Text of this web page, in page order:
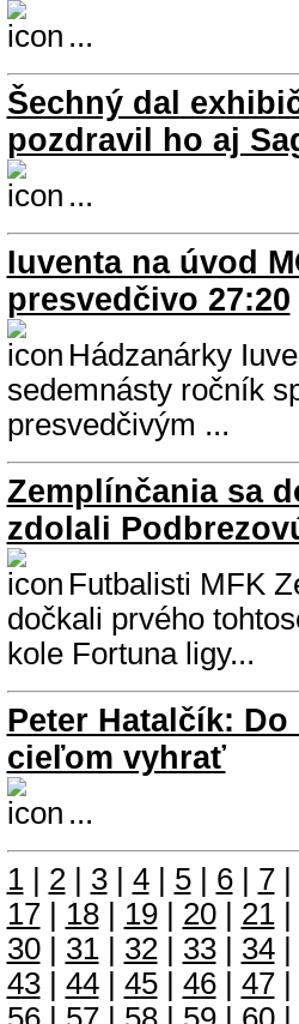
...
Šechný dal
pozdravil ho aj
...
Iuventa na úvod
presvedčivo 27:20
Hádzanárky
sedemnásty ročník
presvedčivým ...
Zemplínčania sa
zdolali
Futbalisti MFK
dočkali prvého
kole Fortuna ligy...
Peter Hatalčík:
cieľom vyhrať
...
1| 2| 3| 4| 5| 6| 7|
17| 18| 19| 20| 21|
30| 31| 32| 33| 34|
43| 44| 45| 46| 47|